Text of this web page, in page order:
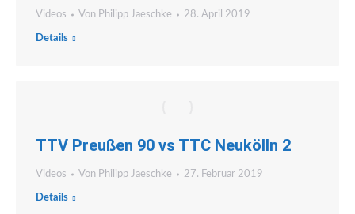
Videos Von Philipp Jaeschke 28. April 2019
Details
TTV Preußen 90 vs TTC Neukölln 2
Videos Von Philipp Jaeschke 27. Februar 2019
Details